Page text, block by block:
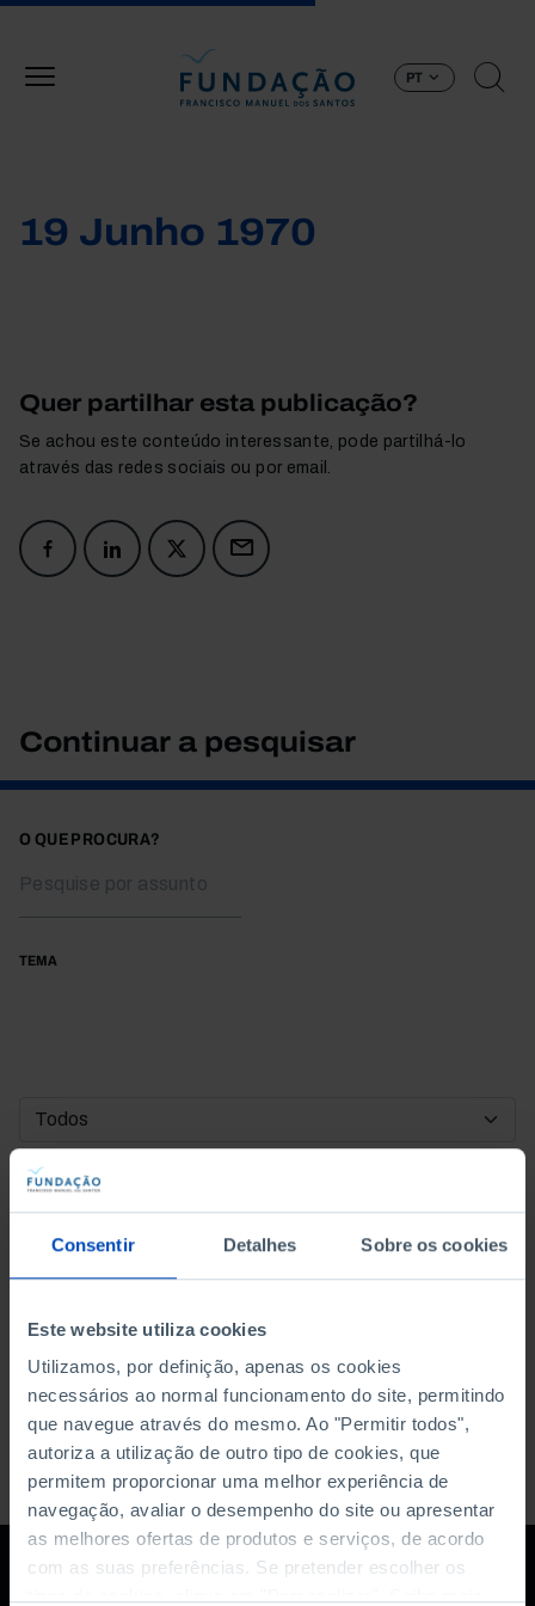
Consentir Detalhes Sobre os cookies
Este website utiliza cookies
Utilizamos, por definição, apenas os cookies
necessários ao normal funcionamento do site, permitindo
que navegue através do mesmo. Ao "Permitir todos",
autoriza a utilização de outro tipo de cookies, que
permitem proporcionar uma melhor experiência de
navegação, avaliar o desempenho do site ou apresentar
as melhores ofertas de produtos e serviços, de acordo
com as suas preferências. Se pretender escolher os
PT
19 Junho 1970
Quer partilhar esta publicação?
Se achou este conteúdo interessante, pode partilhá-lo
através das redes sociais ou por email.
Continuar a pesquisar
O QUE PROCURA?
TEMA
DATA DE INÍCIO
DATA DE FIM